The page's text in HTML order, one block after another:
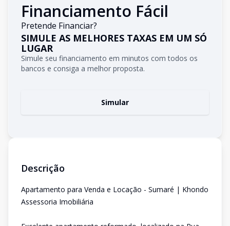
Financiamento Fácil
Pretende Financiar?
SIMULE AS MELHORES TAXAS EM UM SÓ
LUGAR
Simule seu financiamento em minutos com todos os
bancos e consiga a melhor proposta.
Simular
Descrição
Apartamento para Venda e Locação - Sumaré | Khondo
Assessoria Imobiliária